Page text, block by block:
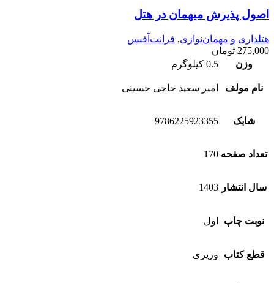
اصول پذیرش میهمان در هتل
هتلداری و مهمان‌نوازی, فرانت‌آفیس
275,000 تومان
وزن
0.5 کیلوگرم
نام مولف امیر سعید حاجی حسینی
شابک 9786225923355
تعداد صفحه 170
سال انتشار 1403
نوبت چاپ اول
قطع کتاب وزیری